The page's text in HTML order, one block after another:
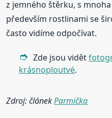
z jemného štěrku, s
především rostlinami se
často vidíme odpočívat.
Zde jsou vidět
krásnoploutvé.
Zdroj: článekParmička